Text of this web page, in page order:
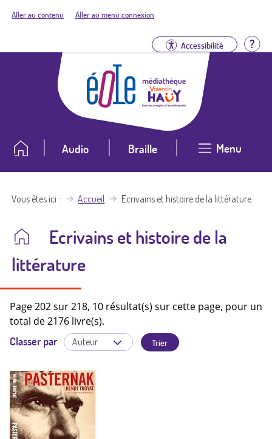
Aller au contenu Aller au menu connexion
Accessibilité
Audio Braille Menu
Vous êtes ici Accueil Ecrivains et histoire de la littérature
Ecrivains et histoire de la
littérature
Page 202 sur 218, 10 résultat(s) sur cette page, pour un
total de 2176 livre(s).
Classer par